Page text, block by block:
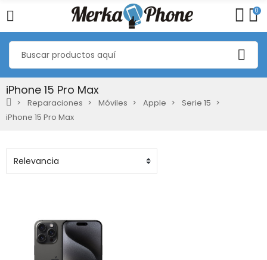
0
iPhone 15 Pro Max
Reparaciones Móviles Apple
Serie 15
iPhone 15 Pro Max